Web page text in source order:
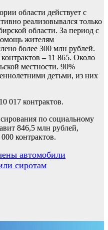
области действует с
реализовывался только
области. За период с
жителям
более 300 млн рублей.
– 11 865. Около
местности. 90%
детьми, из них
017 контрактов.
по социальному
846,5 млн рублей,
контрактов.
автомобили
сиротам